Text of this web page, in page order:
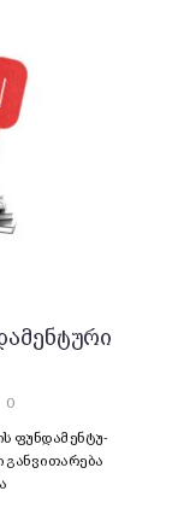
0
ფუნ­და­მენ­ტუ­
განვითარება